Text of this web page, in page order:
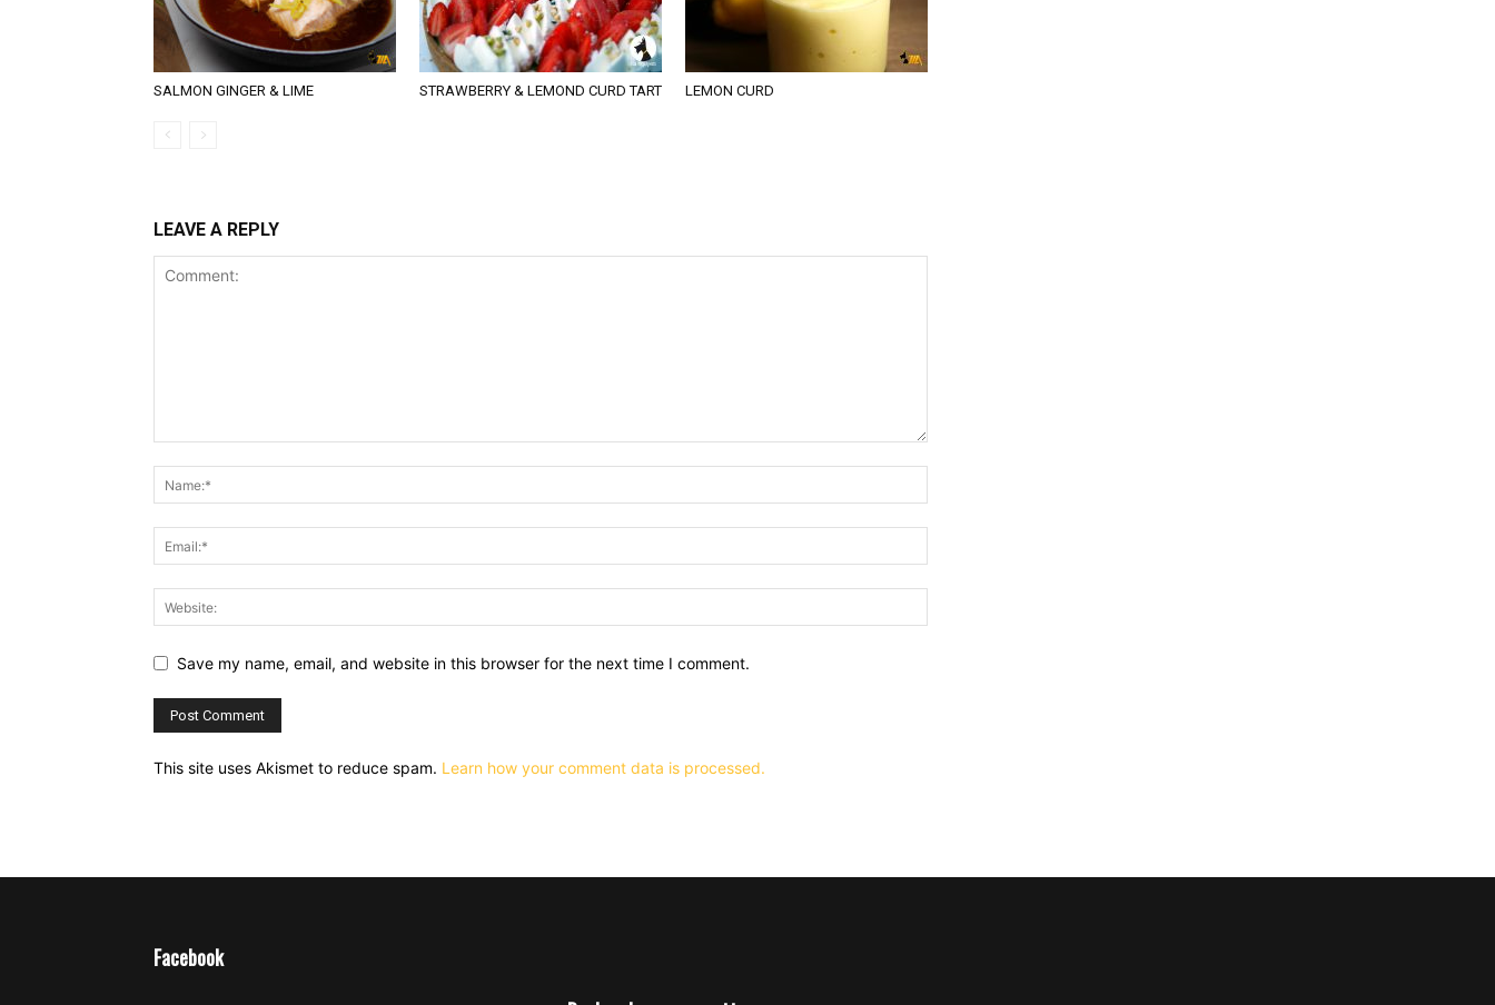
SALMON GINGER & LIME STRAWBERRY & LEMOND CURD TART LEMON CURD
LEAVE A REPLY
Save my name, email, and website in this browser for the next time I comment.
This site uses Akismet to reduce spam. Learn how your comment data is processed.
Facebook